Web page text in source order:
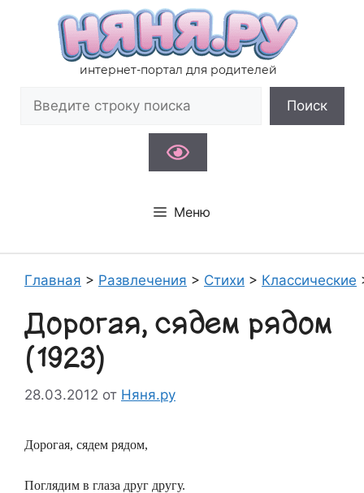
содержимому
интернет-портал для родителей
Поиск
Меню
Главная > Развлечения > Стихи > Классические
Дорогая, сядем рядом
(1923)
28.03.2012 от Няня.ру
Дорогая, сядем рядом,
Поглядим в глаза друг другу.